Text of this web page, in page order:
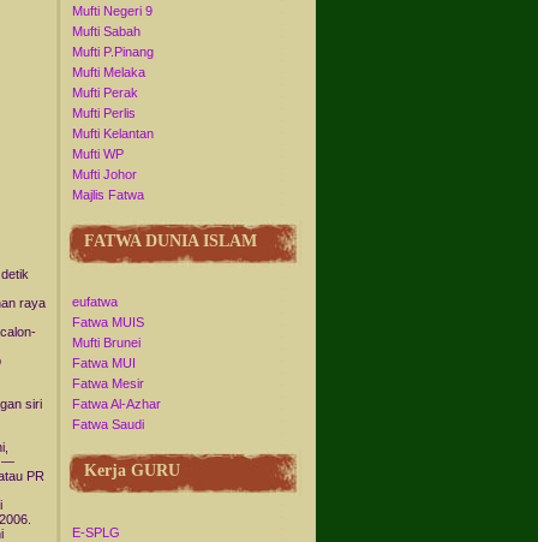
raya
siri
—
PR
Mufti Negeri 9
Mufti Sabah
Mufti P.Pinang
Mufti Melaka
Mufti Perak
Mufti Perlis
Mufti Kelantan
Mufti WP
Mufti Johor
Majlis Fatwa
FATWA DUNIA ISLAM
eufatwa
Fatwa MUIS
Mufti Brunei
Fatwa MUI
Fatwa Mesir
Fatwa Al-Azhar
Fatwa Saudi
Kerja GURU
E-SPLG